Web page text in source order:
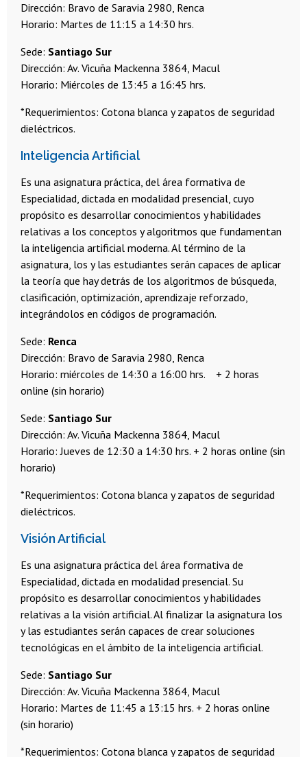
Dirección: Bravo de Saravia 2980, Renca
Horario: Martes de 11:15 a 14:30 hrs.
Sede: Santiago Sur
Dirección: Av. Vicuña Mackenna 3864, Macul
Horario: Miércoles de 13:45 a 16:45 hrs.
*Requerimientos: Cotona blanca y zapatos de seguridad
dieléctricos.
Inteligencia Artificial
Es una asignatura práctica, del área formativa de
Especialidad, dictada en modalidad presencial, cuyo
propósito es desarrollar conocimientos y habilidades
relativas a los conceptos y algoritmos que fundamentan
la inteligencia artificial moderna. Al término de la
asignatura, los y las estudiantes serán capaces de aplicar
la teoría que hay detrás de los algoritmos de búsqueda,
clasificación, optimización, aprendizaje reforzado,
integrándolos en códigos de programación.
Sede: Renca
Dirección: Bravo de Saravia 2980, Renca
Horario: miércoles de 14:30 a 16:00 hrs. + 2 horas
online (sin horario)
Sede: Santiago Sur
Dirección: Av. Vicuña Mackenna 3864, Macul
Horario: Jueves de 12:30 a 14:30 hrs. + 2 horas online (sin
horario)
*Requerimientos: Cotona blanca y zapatos de seguridad
dieléctricos.
Visión Artificial
Es una asignatura práctica del área formativa de
Especialidad, dictada en modalidad presencial. Su
propósito es desarrollar conocimientos y habilidades
relativas a la visión artificial. Al finalizar la asignatura los
y las estudiantes serán capaces de crear soluciones
tecnológicas en el ámbito de la inteligencia artificial.
Sede: Santiago Sur
Dirección: Av. Vicuña Mackenna 3864, Macul
Horario: Martes de 11:45 a 13:15 hrs. + 2 horas online
(sin horario)
*Requerimientos: Cotona blanca y zapatos de seguridad